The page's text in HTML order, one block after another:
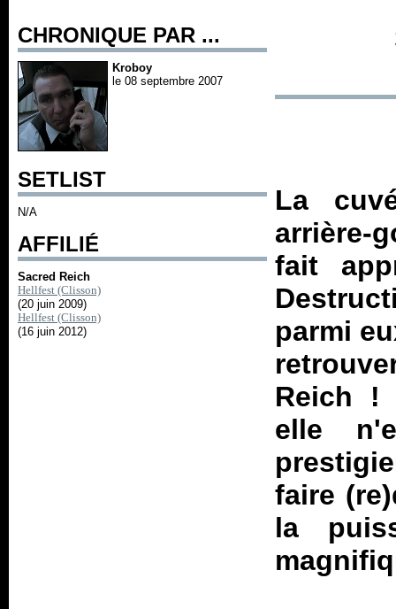
CHRONIQUE PAR ...
Kroboy
le 08 septembre 2007
SETLIST
N/A
AFFILIÉ
Sacred Reich
Hellfest (Clisson)
(20 juin 2009)
Hellfest (Clisson)
(16 juin 2012)
La
arrière-
fait
parmi
Reich !
elle
faire
la